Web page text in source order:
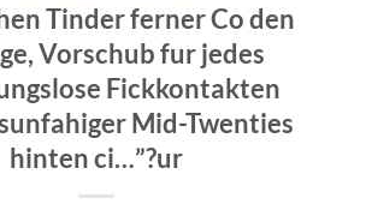
Tinder ferner Co den
Vorschub fur jedes
Fickkontakten
Mid-Twenties
hinten ci…”?ur